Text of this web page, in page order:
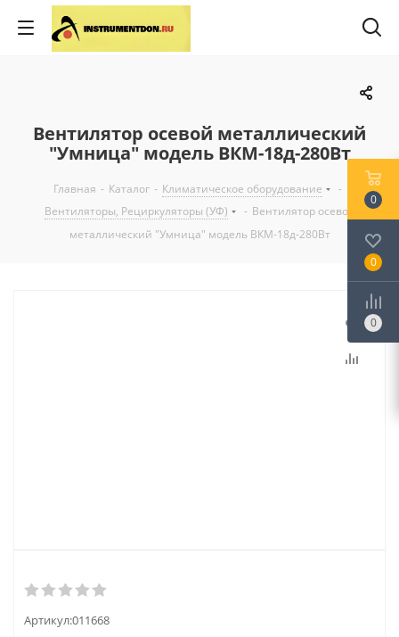
Вентилятор осевой металлический
"Умница" модель ВКМ-18д-280Вт
Главная - Каталог - Климатическое оборудование
-
Вентиляторы, Рециркуляторы (УФ)
- Вентилятор осевой
металлический "Умница" модель ВКМ-18д-280Вт
Артикул:011668
0
0
0